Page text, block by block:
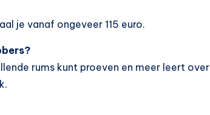
je vanaf ongeveer 115 euro.
rums kunt proeven en meer leert over